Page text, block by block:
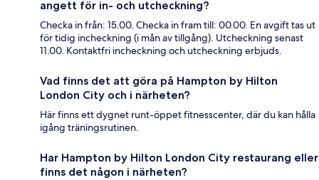
angett för in- och utcheckning?
Checka in från: 15.00. Checka in fram till: 00.00. En avgift tas ut
för tidig incheckning (i mån av tillgång). Utcheckning senast
11.00. Kontaktfri incheckning och utcheckning erbjuds.
Vad finns det att göra på Hampton by Hilton
London City och i närheten?
Här finns ett dygnet runt-öppet fitnesscenter, där du kan hålla
igång träningsrutinen.
Har Hampton by Hilton London City restaurang eller
finns det någon i närheten?